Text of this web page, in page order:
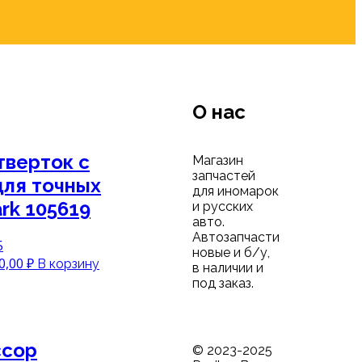
с
точных
105619
₽Текущая
В корзину
О нас
Магазин
запчастей
для иномарок
и русских
авто.
Автозапчасти
новые и б/у,
в наличии и
под заказ.
© 2023-2025